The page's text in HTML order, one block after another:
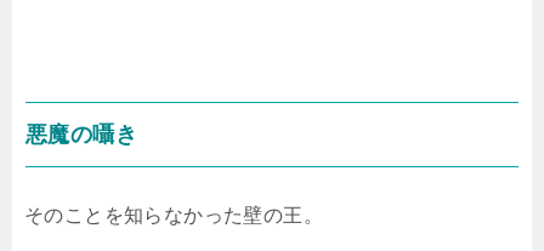
悪魔の囁き
そのことを知らなかった壁の王。